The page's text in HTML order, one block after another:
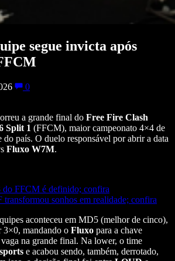
segue invicta após
0
a grande final do Free Fire Clash
Split 1 (FFCM), maior campeonato 4×4 de
país. O duelo responsável por abrir a data
Fluxo W7M.
do FFCM é definido; confira
sonhos em realidade; confira
aconteceu em MD5 (melhor de cinco),
3×0, mandando o Fluxo para a chave
na grande final. Na lower, o time
e acabou sendo, também, derrotado,